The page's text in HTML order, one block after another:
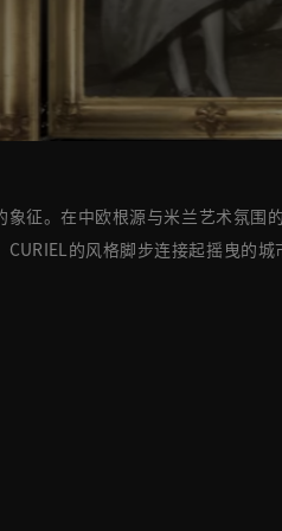
征。在中欧根源与米兰艺术氛围
的风格脚步连接起摇曳的城